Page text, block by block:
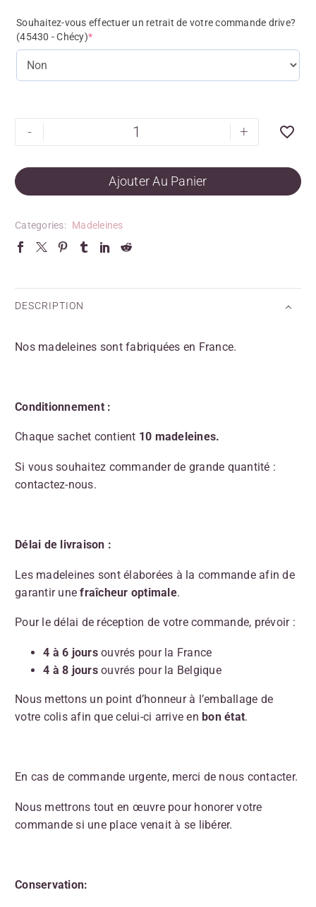
Souhaitez-vous effectuer un retrait de votre commande drive?
(45430 - Chécy)*
- +
Ajouter Au Panier
Categories: Madeleines
DESCRIPTION
Nos madeleines sont fabriquées en France.
Conditionnement :
Chaque sachet contient 10 madeleines.
Si vous souhaitez commander de grande quantité :
contactez-nous.
Délai de livraison :
Les madeleines sont élaborées à la commande afin de
garantir unefraîcheur optimale.
Pour le délai de réception de votre commande, prévoir :
4 à 6 jours ouvrés pour la France
4 à 8 jours ouvrés pour la Belgique
Nous mettons un point d’honneur à l’emballage de
votre colis afin que celui-ci arrive en bon état.
En cas de commande urgente, merci de nous contacter.
Nous mettrons tout en œuvre pour honorer votre
commande si une place venait à se libérer.
Conservation: